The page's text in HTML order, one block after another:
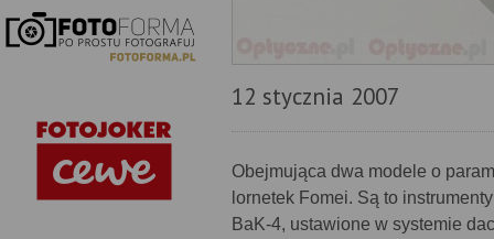
12 stycznia 2007
Obejmująca dwa modele o
lornetek Fomei. Są to
BaK-4, ustawione w systemie